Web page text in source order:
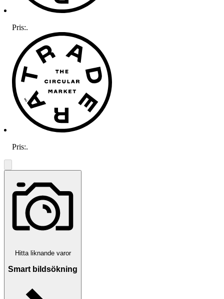
Pris:.
Pris:.
Hitta liknande varor
Smart bildsökning